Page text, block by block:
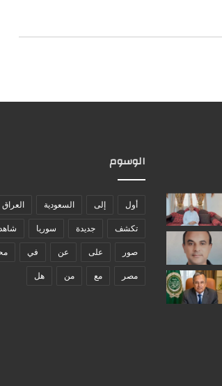
الوسوم
أول إلى السعودية العراق
تكشف جديدة سوريا شاهد
صور على عن في
مصر مع من هل